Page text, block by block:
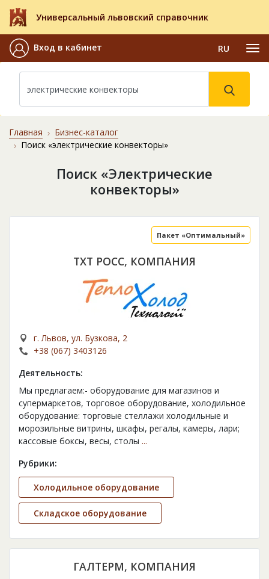
Универсальный львовский справочник
Вход в кабинет RU
Главная
Бизнес-каталог
Поиск «электрические конвекторы»
Поиск «Электрические
конвекторы»
ТХТ РОСС, КОМПАНИЯ
Пакет «Оптимальный»
г. Львов, ул. Бузкова, 2
+38 (067) 3403126
Деятельность:
Мы предлагаем:- оборудование для магазинов и
супермаркетов, торговое оборудование, холодильное
оборудование: торговые стеллажи холодильные и
морозильные витрины, шкафы, регалы, камеры, лари;
кассовые боксы, весы, столы ...
Рубрики:
Холодильное оборудование
Складское оборудование
ГАЛТЕРМ, КОМПАНИЯ